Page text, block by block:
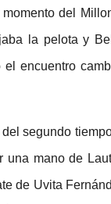
del
la pelota y
el encuentro
segundo
una mano de
de Uvita